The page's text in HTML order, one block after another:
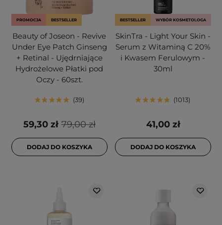
PROMOCJA BESTSELLER
Beauty of Joseon - Revive
Under Eye Patch Ginseng
+ Retinal - Ujędrniające
Hydrożelowe Płatki pod
Oczy - 60szt.
39
79,00 zł
59,30 zł
DODAJ DO KOSZYKA
BESTSELLER WYBÓR KOSMETOLOGA
SkinTra - Light Your Skin -
Serum z Witaminą C 20%
i Kwasem Ferulowym -
30ml
1013
41,00 zł
DODAJ DO KOSZYKA